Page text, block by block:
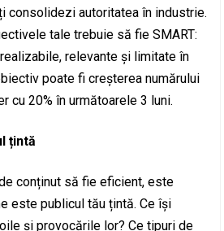
consolidezi autoritatea în industrie.
tale trebuie să fie SMART:
relevante și limitate în
poate fi creșterea numărului
cu 20% în următoarele 3 luni.
țintă
conținut să fie eficient, este
este publicul tău țintă. Ce își
și provocările lor? Ce tipuri de